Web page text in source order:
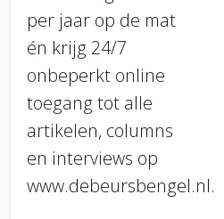
per jaar op de mat
én krijg 24/7
onbeperkt online
toegang tot alle
artikelen, columns
en interviews op
www.debeursbengel.nl.